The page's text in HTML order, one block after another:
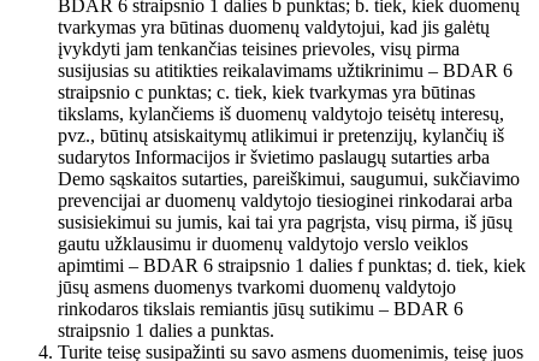
BDAR 6 straipsnio 1 dalies b punktas; b. tiek, kiek duomenų
tvarkymas yra būtinas duomenų valdytojui, kad jis galėtų
įvykdyti jam tenkančias teisines prievoles, visų pirma
susijusias su atitikties reikalavimams užtikrinimu – BDAR 6
straipsnio c punktas; c. tiek, kiek tvarkymas yra būtinas
tikslams, kylančiems iš duomenų valdytojo teisėtų interesų,
pvz., būtinų atsiskaitymų atlikimui ir pretenzijų, kylančių iš
sudarytos Informacijos ir švietimo paslaugų sutarties arba
Demo sąskaitos sutarties, pareiškimui, saugumui, sukčiavimo
prevencijai ar duomenų valdytojo tiesioginei rinkodarai arba
susisiekimui su jumis, kai tai yra pagrįsta, visų pirma, iš jūsų
gautu užklausimu ir duomenų valdytojo verslo veiklos
apimtimi – BDAR 6 straipsnio 1 dalies f punktas; d. tiek, kiek
jūsų asmens duomenys tvarkomi duomenų valdytojo
rinkodaros tikslais remiantis jūsų sutikimu – BDAR 6
straipsnio 1 dalies a punktas.
Turite teisę susipažinti su savo asmens duomenimis, teisę juos